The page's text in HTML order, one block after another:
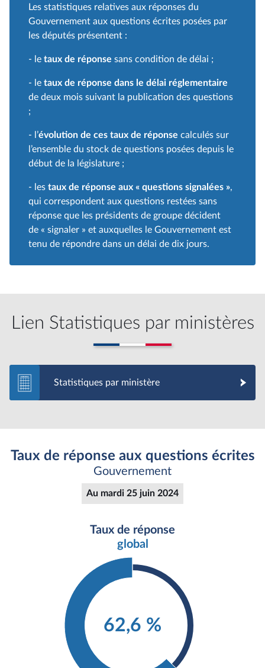
Les statistiques relatives aux réponses du
Gouvernement aux questions écrites posées par
les députés présentent :
- le taux de réponse sans condition de délai ;
- le taux de réponse dans le délai réglementaire
de deux mois suivant la publication des questions
;
- l’évolution de ces taux de réponse calculés sur
l’ensemble du stock de questions posées depuis le
début de la législature ;
- les taux de réponse aux « questions signalées »,
qui correspondent aux questions restées sans
réponse que les présidents de groupe décident
de « signaler » et auxquelles le Gouvernement est
tenu de répondre dans un délai de dix jours.
Lien Statistiques par ministères
Statistiques par ministère
Taux de réponse aux questions écrites
Gouvernement
Au mardi 25 juin 2024
Taux de réponse
global
62,6 %